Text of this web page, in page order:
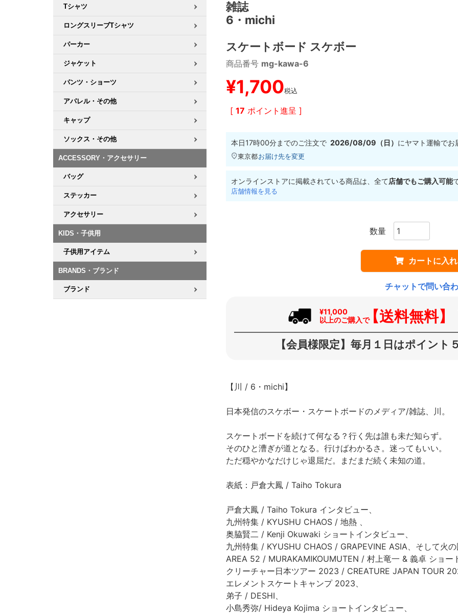
Tシャツ
ロングスリーブTシャツ
パーカー
ジャケット
パンツ・ショーツ
アパレル・その他
キャップ
ソックス・その他
ACCESSORY・アクセサリー
バッグ
ステッカー
アクセサリー
KIDS・子供用
子供用アイテム
BRANDS・ブランド
ブランド
雑誌
6・michi
スケートボード スケボー
商品番号 mg-kawa-6
¥1,700税込
[ 17 ポイント進呈 ]
本日17時00分までのご注文で 2026/08/09（日） にヤマト運輸でお
東京都お届け先を変更
オンラインストアに掲載されている商品は、全て店舗でもご購入可能
店舗情報を見る
カートに入
チャットで問い合
¥11,000
以上のご購入で【送料無料】
【会員様限定】毎月１日はポイント
【川 / 6・michi】
日本発信のスケボー・スケートボードのメディア/雑誌、川。
スケートボードを続けて何なる？行く先は誰も未だ知らず。
そのひと漕ぎが道となる。行けばわかるさ。迷ってもいい。
ただ穏やかなだけじゃ退屈だ。まだまだ続く未知の道。
表紙：戸倉大鳳 / Taiho Tokura
戸倉大鳳 / Taiho Tokura インタビュー、
九州特集 / KYUSHU CHAOS / 地熱 、
奥脇賢二 / Kenji Okuwaki ショートインタビュー、
九州特集 / KYUSHU CHAOS / GRAPEVINE ASIA、そして火の
AREA 52 / MURAKAMIKOUMUTEN / 村上竜一 & 義卓 ショー
クリーチャー日本ツアー 2023 / CREATURE JAPAN TOUR
エレメントスケートキャンプ 2023、
弟子 / DESHI、
小島秀弥/ Hideya Kojima ショートインタビュー、
シェイプデッキ